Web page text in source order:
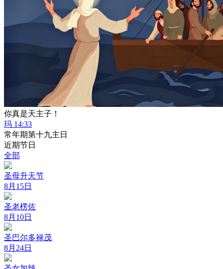
你真是天主子！
玛 14:33
常年期第十九主日
近期节日
全部
圣母升天节
8月15日
圣老楞佐
8月10日
圣巴尔多禄茂
8月24日